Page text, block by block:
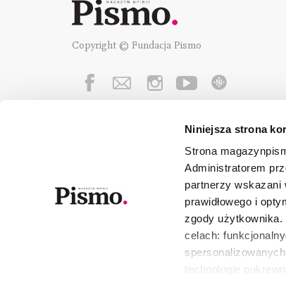
Niniejsza strona
Strona
Administratorem
partnerzy wskazani
prawidłowego i
zgody użytkownika.
celach:
technologie
Copyright © Fundacja Pismo
Fundację Pismowspierają: